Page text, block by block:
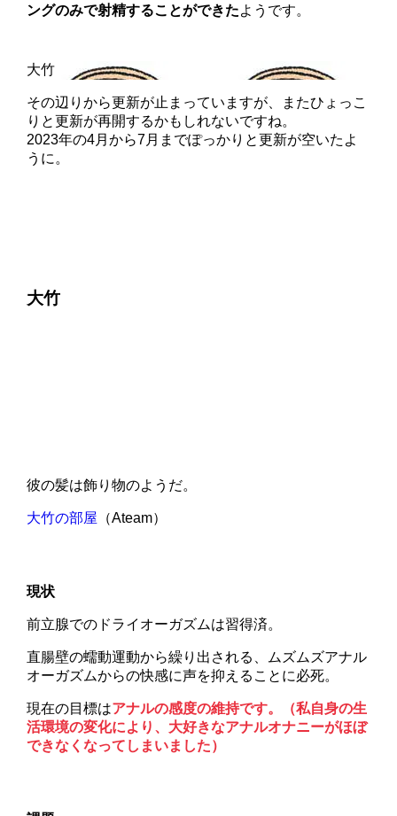
ングのみで射精することができたようです。
その辺りから更新が止まっていますが、またひょっこ
りと更新が再開するかもしれないですね。
2023年の4月から7月までぽっかりと更新が空いたよ
うに。
大竹
彼の髪は飾り物のようだ。
大竹の部屋 （Ateam）
現状
前立腺でのドライオーガズムは習得済。
直腸壁の蠕動運動から繰り出される、ムズムズアナル
オーガズムからの快感に声を抑えることに必死。
現在の目標はアナルの感度の維持です。（私自身の生
活環境の変化により、大好きなアナルオナニーがほぼ
できなくなってしまいました）